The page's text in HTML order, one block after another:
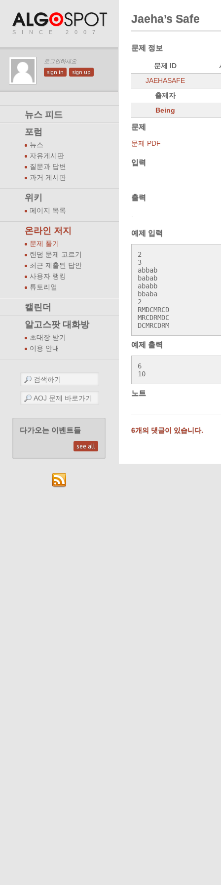
SINCE 2007
로그인하세요.
sign in sign up
뉴스 피드
포럼
뉴스
자유게시판
질문과 답변
과거 게시판
위키
페이지 목록
온라인 저지
문제 풀기
랜덤 문제 고르기
최근 제출된 답안
사용자 랭킹
튜토리얼
캘린더
알고스팟 대화방
초대장 받기
이용 안내
다가오는 이벤트들
see all
Jaeha’s Safe
문제 정보
문제 ID
JAEHASAFE
출제자
Being
문제
문제 PDF
입력
출력
예제 입력
2
3
abbab
babab
ababb
bbaba
2
RMDCMRCD
MRCDRMDC
DCMRCDRM
예제 출력
6
10
노트
6개의 댓글이 있습니다.